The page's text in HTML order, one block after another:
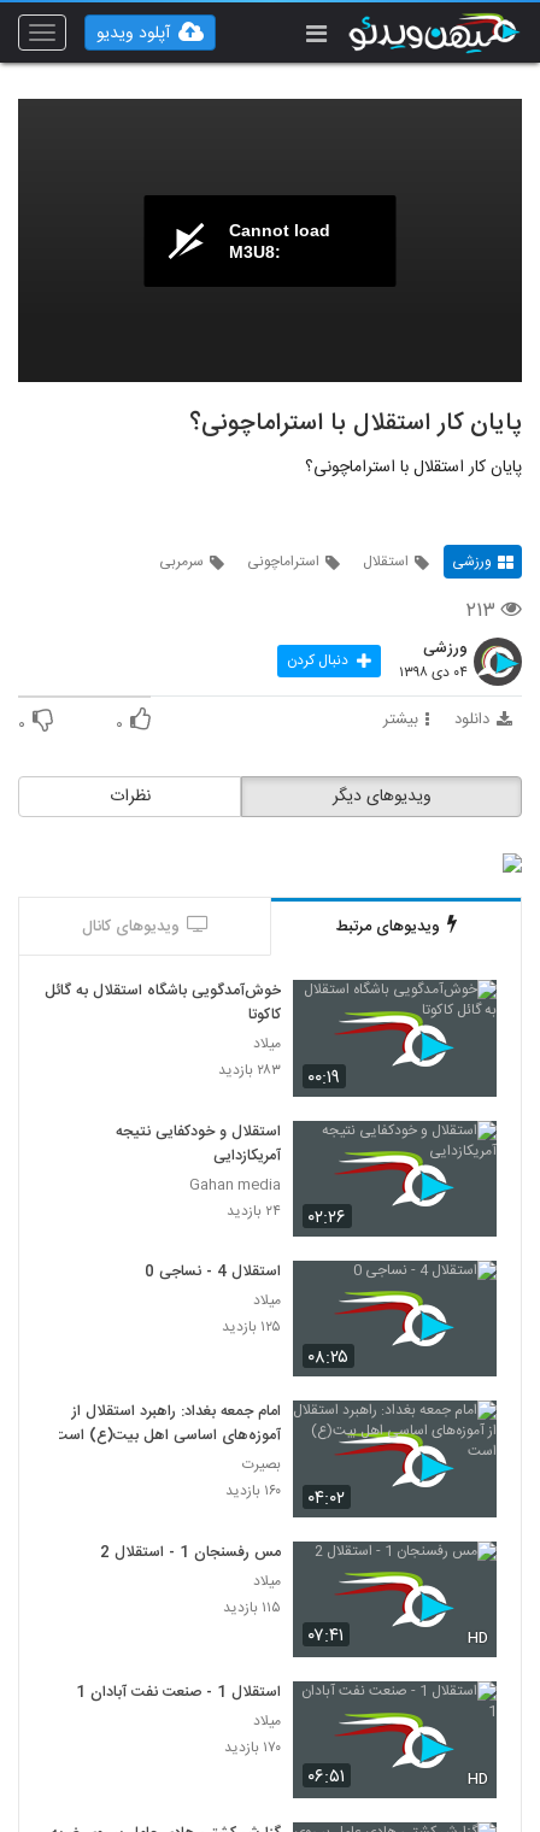
Toggle
آپلود ویدیو
Cannot load
M3U8:
پایان کار استقلال با استراماچونی؟
پایان کار استقلال با استراماچونی؟
ورزشی استقلال استراماچونی سرمربی
۲۱۳
ورزشی
۰۴ دی ۱۳۹۸ دنبال کردن
دانلود بیشتر ۰ ۰
نظرات ویدیوهای دیگر
ویدیوهای مرتبط ویدیوهای کانال
۰۰:۱۹
خوش‌آمدگویی باشگاه استقلال به گائل
کاکوتا
میلاد
۲۸۳ بازدید
۰۲:۲۶
استقلال و خودکفایی نتیجه
آمریکازدایی
Gahan media
۲۴ بازدید
۰۸:۲۵
استقلال 4 - نساجی 0
میلاد
۱۲۵ بازدید
۰۴:۰۲
امام جمعه بغداد: راهبرد استقلال از
آموزه‌های اساسی اهل بیت(ع) است
بصیرت
۱۶۰ بازدید
۰۷:۴۱ HD
مس رفسنجان 1 - استقلال 2
میلاد
۱۱۵ بازدید
۰۶:۵۱ HD
استقلال 1 - صنعت نفت آبادان 1
میلاد
۱۷۰ بازدید